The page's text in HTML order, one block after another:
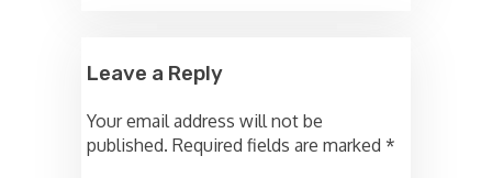
Leave a Reply
Your email address will not be
published. Required fields are marked *